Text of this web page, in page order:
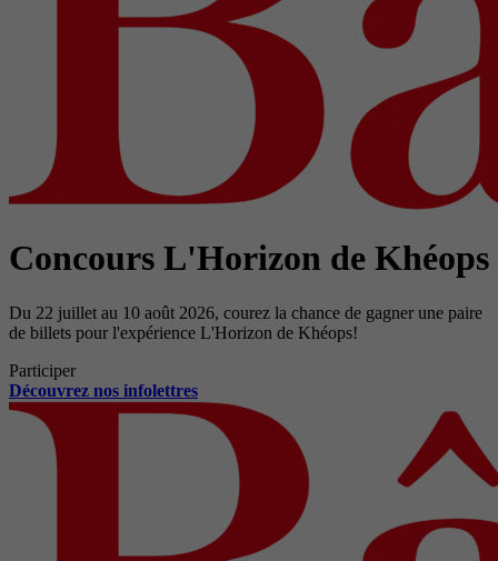
Concours L'Horizon de Khéops
Du 22 juillet au 10 août 2026, courez la chance de gagner une paire
de billets pour l'expérience L'Horizon de Khéops!
Participer
Découvrez nos infolettres